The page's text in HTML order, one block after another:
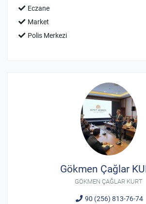
Eczane
Market
Polis Merkezi
Gökmen Çağlar
GÖKMEN ÇAĞLAR KURT
90 (256) 813-76-74